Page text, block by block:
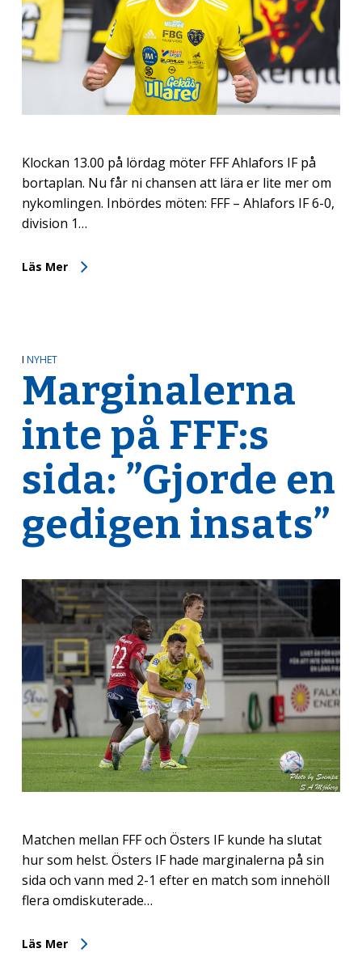
Klockan 13.00 på lördag möter FFF Ahlafors IF på
bortaplan. Nu får ni chansen att lära er lite mer om
nykomlingen. Inbördes möten: FFF – Ahlafors IF 6-0,
division 1…
Läs Mer
I NYHET
Marginalerna
inte på FFF:s
sida: ”Gjorde en
gedigen insats”
Matchen mellan FFF och Östers IF kunde ha slutat
hur som helst. Östers IF hade marginalerna på sin
sida och vann med 2-1 efter en match som innehöll
flera omdiskuterade…
Läs Mer